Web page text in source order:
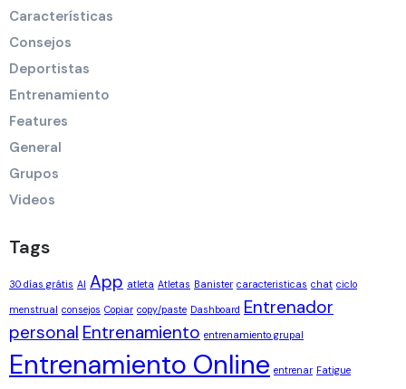
Características
Consejos
Deportistas
Entrenamiento
Features
General
Grupos
Videos
Tags
30 días grátis AI App atleta Atletas Banister caracteristicas chat ciclo
menstrual consejos Copiar copy/paste Dashboard Entrenador
personal Entrenamiento entrenamiento grupal
Entrenamiento Online entrenar Fatigue